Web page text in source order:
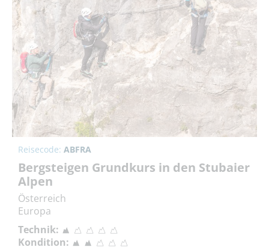
Reisecode: ABFRA
Bergsteigen Grundkurs in den Stubaier
Alpen
Österreich
Europa
Technik:
Kondition: